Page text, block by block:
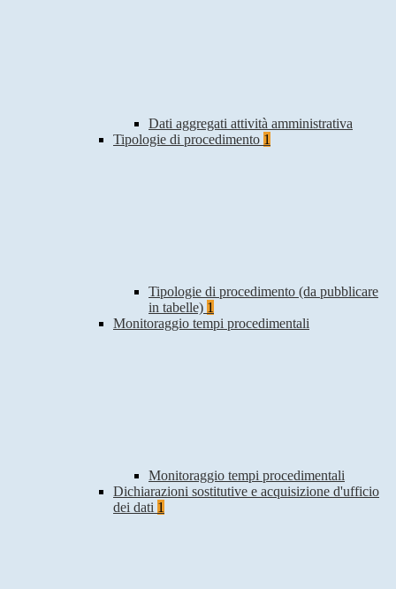
Dati aggregati attività amministrativa
Tipologie di procedimento 1
Tipologie di procedimento (da pubblicare
in tabelle) 1
Monitoraggio tempi procedimentali
Monitoraggio tempi procedimentali
Dichiarazioni sostitutive e acquisizione d'ufficio
dei dati 1